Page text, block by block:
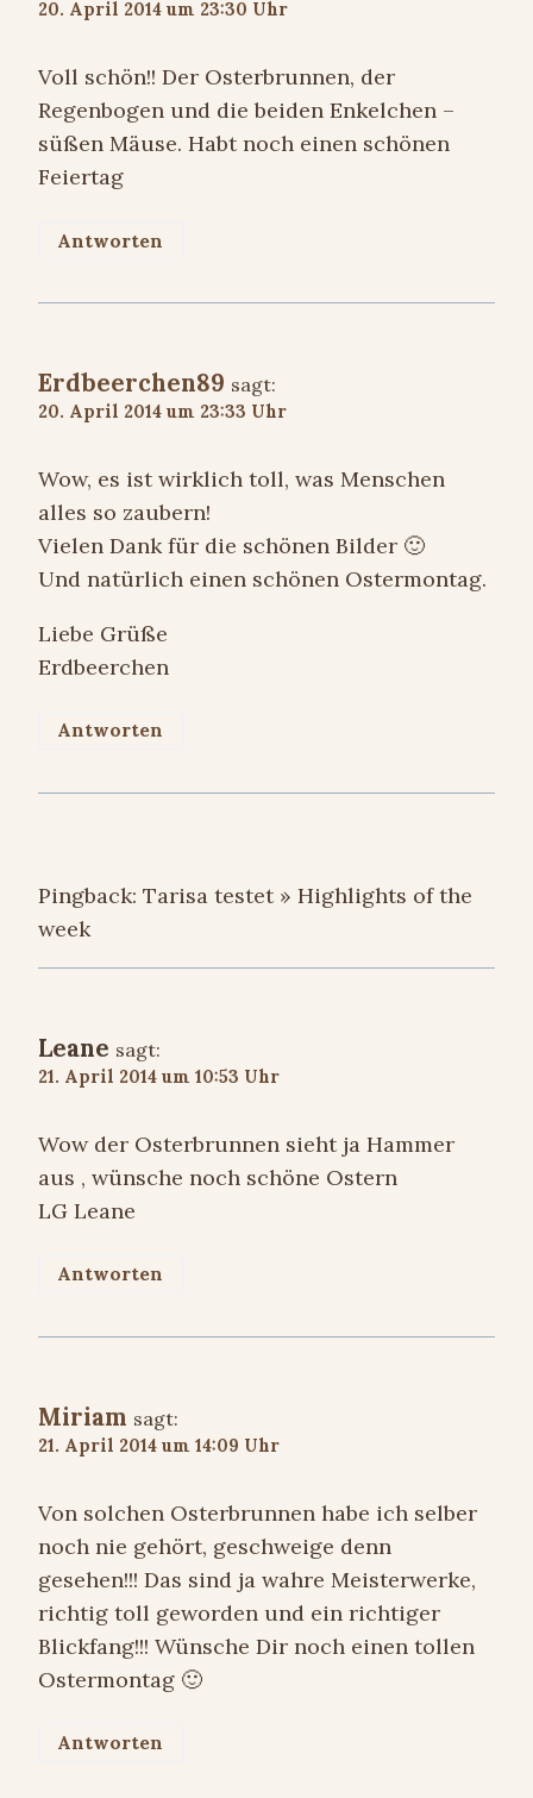
20. April 2014 um 23:30 Uhr
Voll schön!! Der Osterbrunnen, der
Regenbogen und die beiden Enkelchen –
süßen Mäuse. Habt noch einen schönen
Feiertag
Antworten
Erdbeerchen89 sagt:
20. April 2014 um 23:33 Uhr
Wow, es ist wirklich toll, was Menschen
alles so zaubern!
Vielen Dank für die schönen Bilder 🙂
Und natürlich einen schönen Ostermontag.
Liebe Grüße
Erdbeerchen
Antworten
Pingback: Tarisa testet » Highlights of the
week
Leane sagt:
21. April 2014 um 10:53 Uhr
Wow der Osterbrunnen sieht ja Hammer
aus , wünsche noch schöne Ostern
LG Leane
Antworten
Miriam sagt:
21. April 2014 um 14:09 Uhr
Von solchen Osterbrunnen habe ich selber
noch nie gehört, geschweige denn
gesehen!!! Das sind ja wahre Meisterwerke,
richtig toll geworden und ein richtiger
Blickfang!!! Wünsche Dir noch einen tollen
Ostermontag 🙂
Antworten